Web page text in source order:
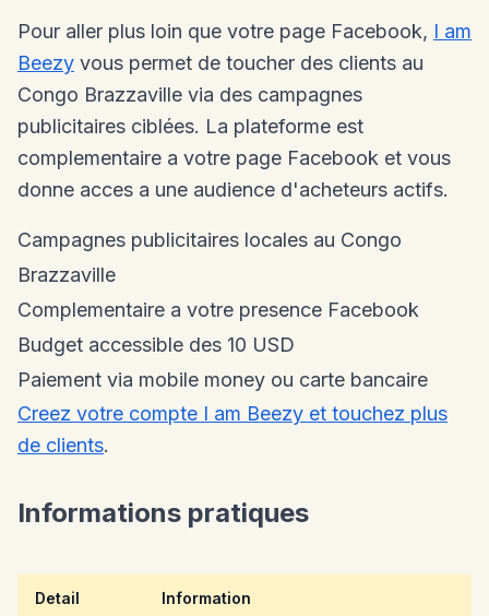
Pour aller plus loin que votre page Facebook, I am
Beezy vous permet de toucher des clients au
Congo Brazzaville via des campagnes
publicitaires ciblées. La plateforme est
complementaire a votre page Facebook et vous
donne acces a une audience d'acheteurs actifs.
Campagnes publicitaires locales au Congo
Brazzaville
Complementaire a votre presence Facebook
Budget accessible des 10 USD
Paiement via mobile money ou carte bancaire
Creez votre compte I am Beezy et touchez plus
de clients.
Informations pratiques
Detail Information